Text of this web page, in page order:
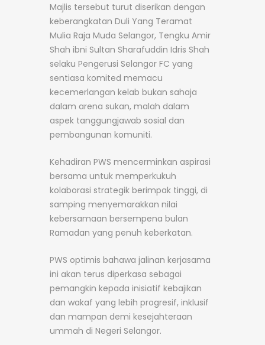
Majlis tersebut turut diserikan dengan
keberangkatan Duli Yang Teramat
Mulia Raja Muda Selangor, Tengku Amir
Shah ibni Sultan Sharafuddin Idris Shah
selaku Pengerusi Selangor FC yang
sentiasa komited memacu
kecemerlangan kelab bukan sahaja
dalam arena sukan, malah dalam
aspek tanggungjawab sosial dan
pembangunan komuniti.
Kehadiran PWS mencerminkan aspirasi
bersama untuk memperkukuh
kolaborasi strategik berimpak tinggi, di
samping menyemarakkan nilai
kebersamaan bersempena bulan
Ramadan yang penuh keberkatan.
PWS optimis bahawa jalinan kerjasama
ini akan terus diperkasa sebagai
pemangkin kepada inisiatif kebajikan
dan wakaf yang lebih progresif, inklusif
dan mampan demi kesejahteraan
ummah di Negeri Selangor.